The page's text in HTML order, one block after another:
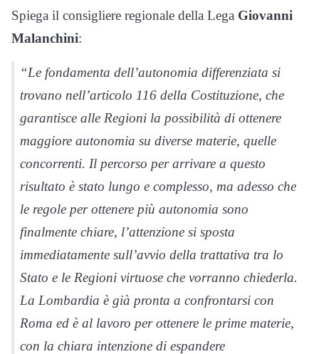
Spiega il consigliere regionale della Lega Giovanni
Malanchini:
“Le fondamenta dell’autonomia differenziata si
trovano nell’articolo 116 della Costituzione, che
garantisce alle Regioni la possibilità di ottenere
maggiore autonomia su diverse materie, quelle
concorrenti. Il percorso per arrivare a questo
risultato è stato lungo e complesso, ma adesso che
le regole per ottenere più autonomia sono
finalmente chiare, l’attenzione si sposta
immediatamente sull’avvio della trattativa tra lo
Stato e le Regioni virtuose che vorranno chiederla.
La Lombardia è già pronta a confrontarsi con
Roma ed è al lavoro per ottenere le prime materie,
con la chiara intenzione di espandere